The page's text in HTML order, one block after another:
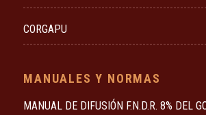
CORGAPU
MANUALES Y NORMAS
MANUAL DE DIFUSIÓN F.N.D.R. 8% DEL